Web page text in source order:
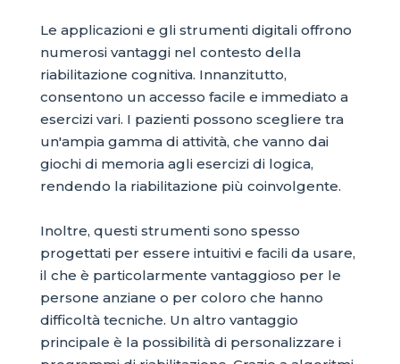
Le applicazioni e gli strumenti digitali offrono
numerosi vantaggi nel contesto della
riabilitazione cognitiva. Innanzitutto,
consentono un accesso facile e immediato a
esercizi vari. I pazienti possono scegliere tra
un'ampia gamma di attività, che vanno dai
giochi di memoria agli esercizi di logica,
rendendo la riabilitazione più coinvolgente.
Inoltre, questi strumenti sono spesso
progettati per essere intuitivi e facili da usare,
il che è particolarmente vantaggioso per le
persone anziane o per coloro che hanno
difficoltà tecniche. Un altro vantaggio
principale è la possibilità di personalizzare i